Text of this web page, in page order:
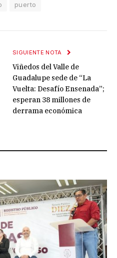
puerto
SIGUIENTE NOTA
Viñedos del Valle de
Guadalupe sede de “La
Vuelta: Desafío Ensenada”;
esperan 38 millones de
derrama económica